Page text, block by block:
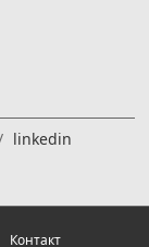
linkedin
Контакт